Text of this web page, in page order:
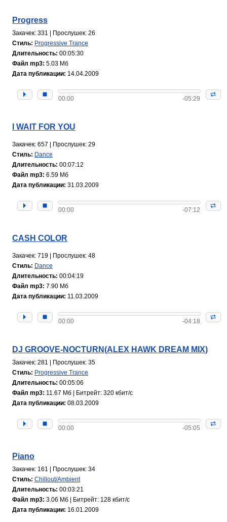
Progress
Закачек: 331 | Прослушек: 26
Стиль: Progressive Trance
Длительность: 00:05:30
Файл mp3: 5.03 Мб
Дата публикации: 14.04.2009
00:00 -05:29
I WAIT FOR YOU
Закачек: 657 | Прослушек: 29
Стиль: Dance
Длительность: 00:07:12
Файл mp3: 6.59 Мб
Дата публикации: 31.03.2009
00:00 -07:12
CASH COLOR
Закачек: 719 | Прослушек: 48
Стиль: Dance
Длительность: 00:04:19
Файл mp3: 7.90 Мб
Дата публикации: 11.03.2009
00:00 -04:18
DJ GROOVE-NOCTURN(ALEX HAWK DREAM MIX)
Закачек: 281 | Прослушек: 35
Стиль: Progressive Trance
Длительность: 00:05:06
Файл mp3: 11.67 Мб | Битрейт: 320 кбит/с
Дата публикации: 08.03.2009
00:00 -05:05
Piano
Закачек: 161 | Прослушек: 34
Стиль: Chillout/Ambient
Длительность: 00:03:21
Файл mp3: 3.06 Мб | Битрейт: 128 кбит/с
Дата публикации: 16.01.2009